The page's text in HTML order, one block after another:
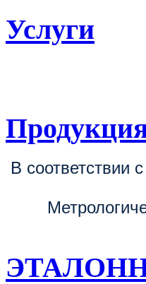
Услуги
В соответствии